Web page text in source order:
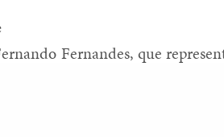
Fernandes, que